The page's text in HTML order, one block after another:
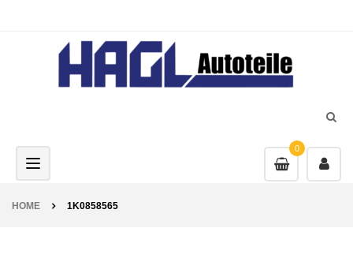
0
Toggle navigation
HOME 1K0858565